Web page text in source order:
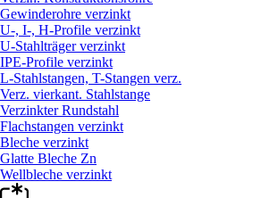
Gewinderohre verzinkt
U-, I-, H-Profile verzinkt
U-Stahlträger verzinkt
IPE-Profile verzinkt
L-Stahlstangen, T-Stangen verz.
Verz. vierkant. Stahlstange
Verzinkter Rundstahl
Flachstangen verzinkt
Bleche verzinkt
Glatte Bleche Zn
Wellbleche verzinkt